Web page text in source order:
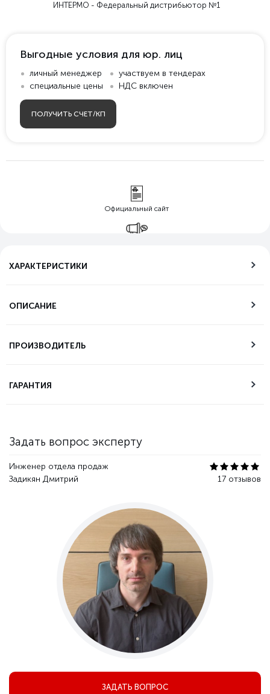
ИНТЕРМО - Федеральный дистрибьютор №1
Выгодные условия для юр. лиц
личный менеджер
специальные цены
участвуем в тендерах
НДС включен
ПОЛУЧИТЬ СЧЕТ/КП
Официальный сайт
Задать вопрос эксперту
Инженер отдела продаж
Задикян Дмитрий
17 отзывов
ЗАДАТЬ ВОПРОС
ХАРАКТЕРИСТИКИ
ОПИСАНИЕ
ПРОИЗВОДИТЕЛЬ
ГАРАНТИЯ